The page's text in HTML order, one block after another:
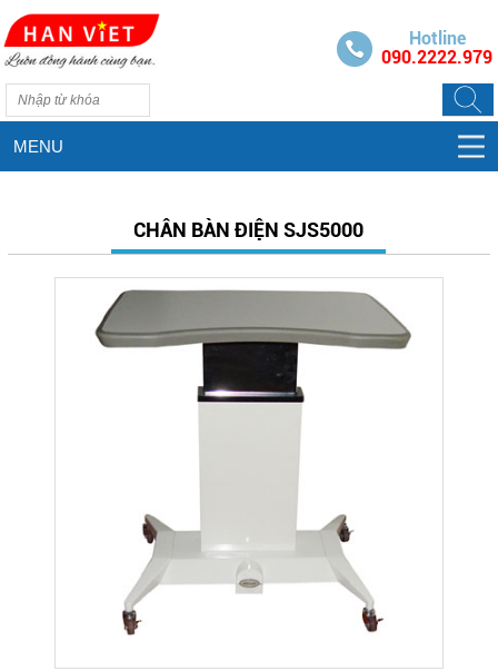
Hotline
090.2222.979
MENU
CHÂN BÀN ĐIỆN SJS5000